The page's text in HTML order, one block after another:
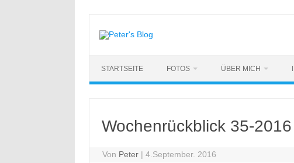
springen
STARTSEITE FOTOS ÜBER MICH
Wochenrückblick 35-2016
Von Peter | 4.September. 2016